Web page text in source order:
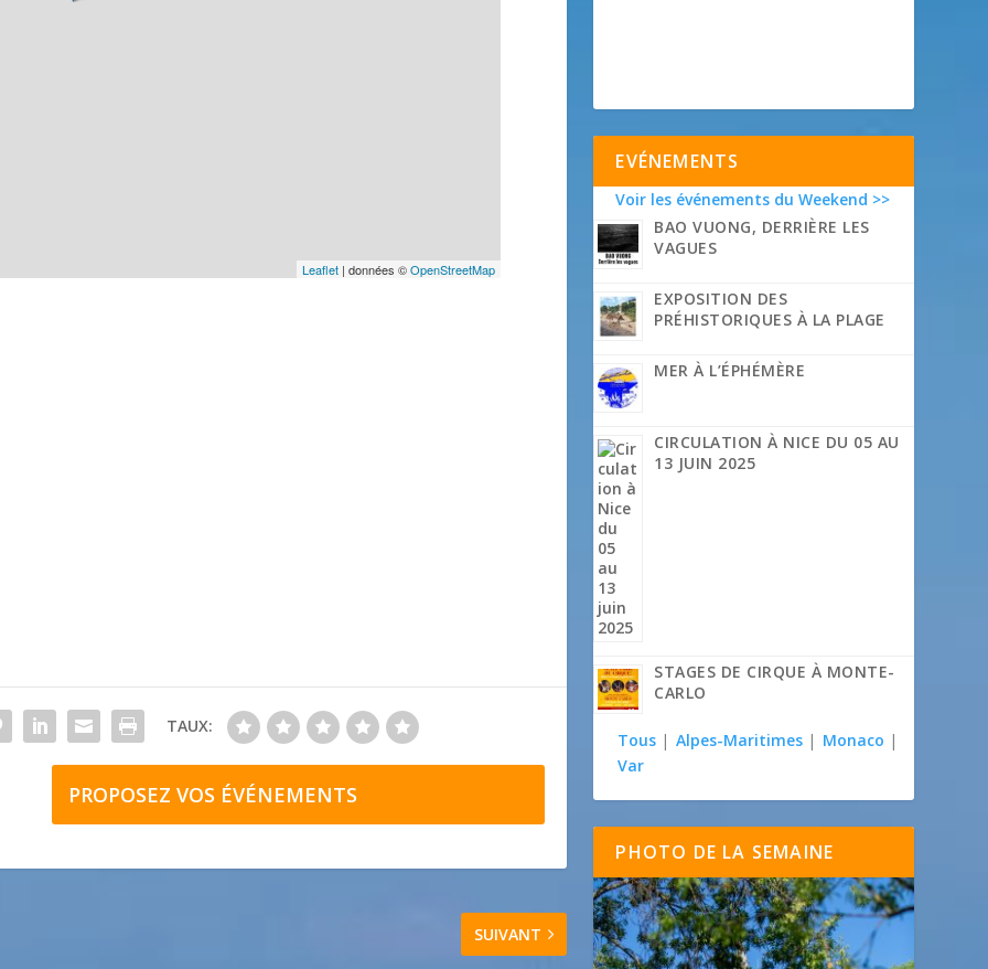
Leaflet | données ©OpenStreetMap
TAUX:
PROPOSEZ VOS ÉVÉNEMENTS
SUIVANT
EVÉNEMENTS
Voir les événements du Weekend >>
BAO VUONG, DERRIÈRE LES
VAGUES
EXPOSITION DES
PRÉHISTORIQUES À LA PLAGE
MER À L’ÉPHÉMÈRE
CIRCULATION À NICE DU 05 AU
13 JUIN 2025
STAGES DE CIRQUE À MONTE-
CARLO
Tous | Alpes-Maritimes | Monaco |
Var
PHOTO DE LA SEMAINE